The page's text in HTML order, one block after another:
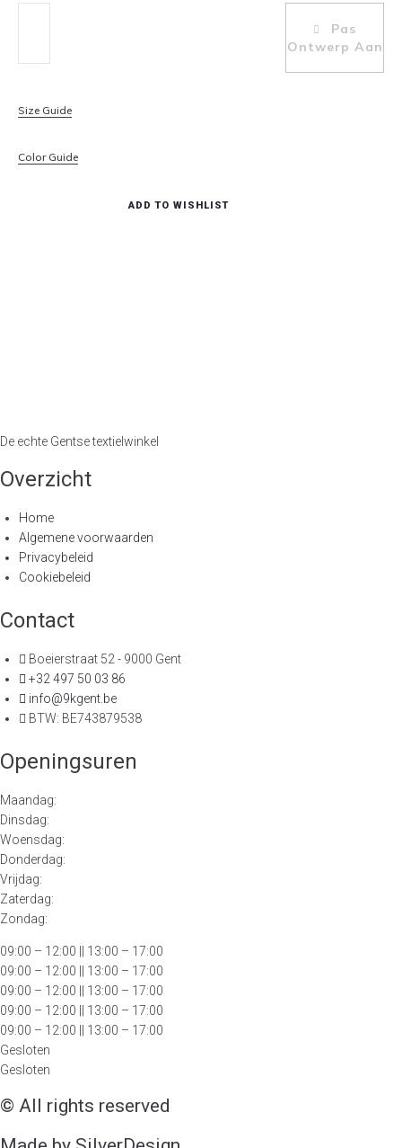
Pas
Ontwerp Aan
Size Guide
Color Guide
ADD TO WISHLIST
De echte Gentse textielwinkel
Overzicht
Home
Algemene voorwaarden
Privacybeleid
Cookiebeleid
Contact
Boeierstraat 52 - 9000 Gent
+32 497 50 03 86
info@9kgent.be
BTW: BE743879538
Openingsuren
Maandag:
Dinsdag:
Woensdag:
Donderdag:
Vrijdag:
Zaterdag:
Zondag:
09:00 – 12:00
|| 13:00 – 17:00
09:00 – 12:00 || 13:00 – 17:00
09:00 – 12:00 || 13:00 – 17:00
09:00 – 12:00 || 13:00 – 17:00
09:00 – 12:00 || 13:00 – 17:00
Gesloten
Gesloten
© All rights reserved